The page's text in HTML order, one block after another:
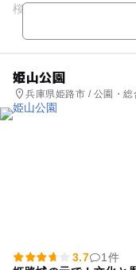
桜が満開に咲くので、
参してレジャーシート
姫山公園
兵庫県姫路市 / 公園・総
3.7
1件